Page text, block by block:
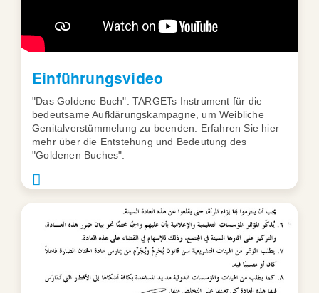
Einführungsvideo
"Das Goldene Buch": TARGETs Instrument für die
bedeutsame Aufklärungskampagne, um Weibliche
Genitalverstümmelung zu beenden. Erfahren Sie hier
mehr über die Entstehung und Bedeutung des
"Goldenen Buches".